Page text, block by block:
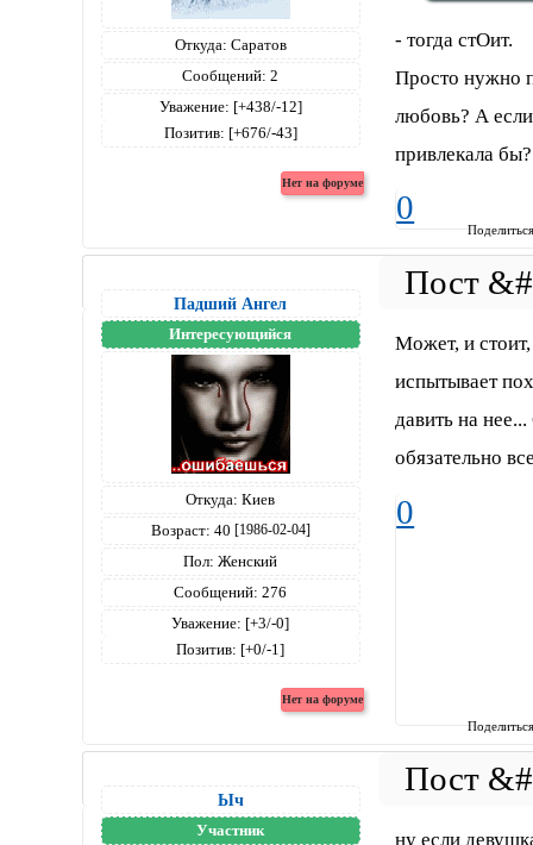
Откуда: Саратов
Сообщений: 2
Уважение: [+438/-12]
Позитив: [+676/-43]
- тогда стОит.
Просто нужно
любовь? А
привлекала бы?
0
Падший Ангел
Интересующийся
Откуда: Киев
Возраст: 40 [1986-02-04]
Пол: Женский
Сообщений: 276
Уважение: [+3/-0]
Позитив: [+0/-1]
Может, и
испытывает
давить на
обязательно
0
Ыч
Участник ну если